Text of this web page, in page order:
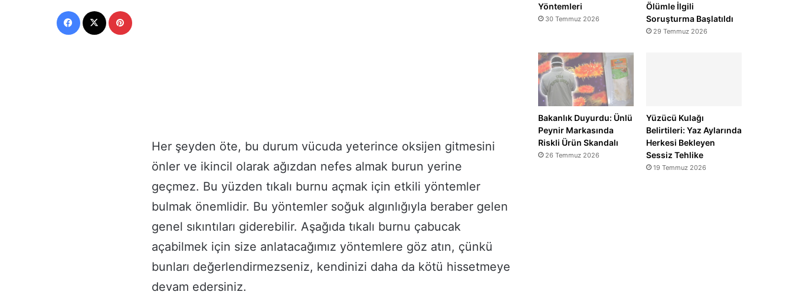
Her şeyden öte, bu durum vücuda yeterince oksijen gitmesini
önler ve ikincil olarak ağızdan nefes almak burun yerine
geçmez. Bu yüzden tıkalı burnu açmak için etkili yöntemler
bulmak önemlidir. Bu yöntemler soğuk algınlığıyla beraber gelen
genel sıkıntıları giderebilir. Aşağıda tıkalı burnu çabucak
açabilmek için size anlatacağımız yöntemlere göz atın, çünkü
bunları değerlendirmezseniz, kendinizi daha da kötü hissetmeye
devam edersiniz.
Yöntemleri
30 Temmuz 2026
Ölümle İlgili
Soruşturma Başlatıldı
29 Temmuz 2026
Bakanlık Duyurdu: Ünlü
Peynir Markasında
Riskli Ürün Skandalı
26 Temmuz 2026
Yüzücü Kulağı
Belirtileri: Yaz Aylarında
Herkesi Bekleyen
Sessiz Tehlike
19 Temmuz 2026